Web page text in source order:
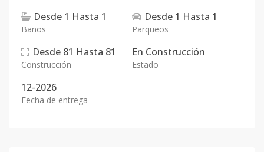
Desde 1 Hasta 1
Baños
Desde 1 Hasta 1
Parqueos
Desde 81 Hasta 81
Construcción
En Construcción
Estado
12-2026
Fecha de entrega